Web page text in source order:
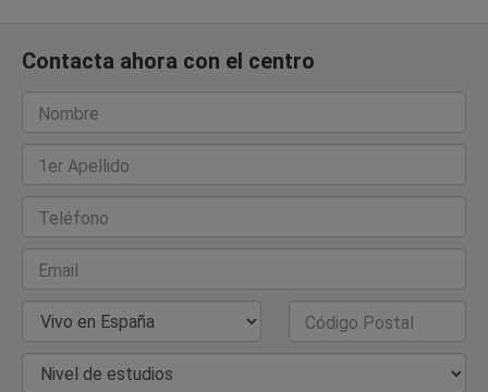
Contacta ahora con el centro
Nombre
1er Apellido
Teléfono
Email
País de Residencia Código Postal
Nivel de estudios